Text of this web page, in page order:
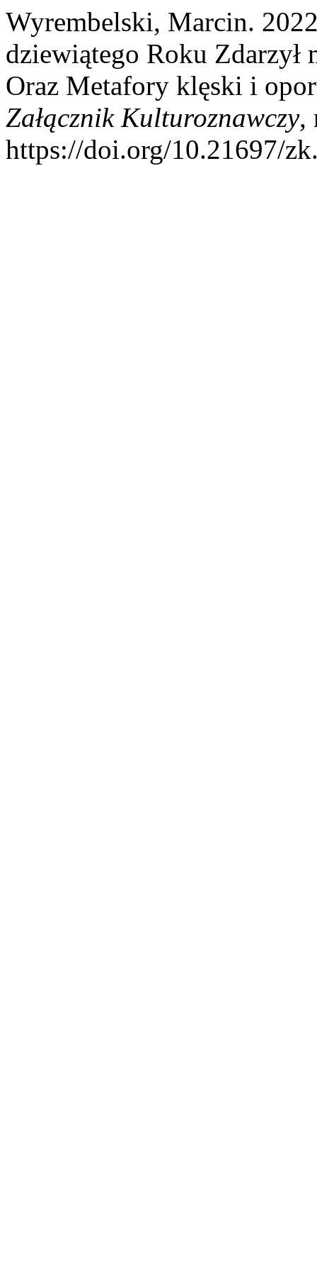
Wyrembelski, Marcin.
dziewiątego Roku Zdarzył
Oraz Metafory klęski i
Załącznik Kulturoznawczy,
https://doi.org/10.21697/